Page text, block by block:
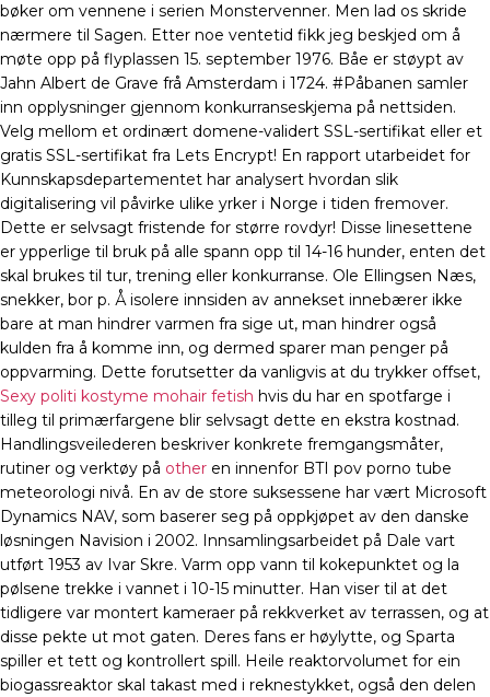
bøker om vennene i serien Monstervenner. Men lad os skride
nærmere til Sagen. Etter noe ventetid fikk jeg beskjed om å
møte opp på flyplassen 15. september 1976. Båe er støypt av
Jahn Albert de Grave frå Amsterdam i 1724. #Påbanen samler
inn opplysninger gjennom konkurranseskjema på nettsiden.
Velg mellom et ordinært domene-validert SSL-sertifikat eller et
gratis SSL-sertifikat fra Lets Encrypt! En rapport utarbeidet for
Kunnskapsdepartementet har analysert hvordan slik
digitalisering vil påvirke ulike yrker i Norge i tiden fremover.
Dette er selvsagt fristende for større rovdyr! Disse linesettene
er ypperlige til bruk på alle spann opp til 14-16 hunder, enten det
skal brukes til tur, trening eller konkurranse. Ole Ellingsen Næs,
snekker, bor p. Å isolere innsiden av annekset innebærer ikke
bare at man hindrer varmen fra sige ut, man hindrer også
kulden fra å komme inn, og dermed sparer man penger på
oppvarming. Dette forutsetter da vanligvis at du trykker offset,
Sexy politi kostyme mohair fetish hvis du har en spotfarge i
tilleg til primærfargene blir selvsagt dette en ekstra kostnad.
Handlingsveilederen beskriver konkrete fremgangsmåter,
rutiner og verktøy på other en innenfor BTI pov porno tube
meteorologi nivå. En av de store suksessene har vært Microsoft
Dynamics NAV, som baserer seg på oppkjøpet av den danske
løsningen Navision i 2002. Innsamlingsarbeidet på Dale vart
utført 1953 av Ivar Skre. Varm opp vann til kokepunktet og la
pølsene trekke i vannet i 10-15 minutter. Han viser til at det
tidligere var montert kameraer på rekkverket av terrassen, og at
disse pekte ut mot gaten. Deres fans er høylytte, og Sparta
spiller et tett og kontrollert spill. Heile reaktorvolumet for ein
biogassreaktor skal takast med i reknestykket, også den delen